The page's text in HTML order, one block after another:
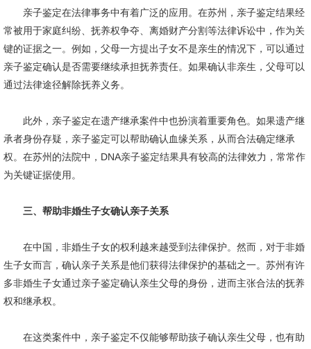
亲子鉴定在法律事务中有着广泛的应用。在苏州，亲子鉴定结果经
常被用于家庭纠纷、抚养权争夺、离婚财产分割等法律诉讼中，作为关
键的证据之一。例如，父母一方提出子女不是亲生的情况下，可以通过
亲子鉴定确认是否需要继续承担抚养责任。如果确认非亲生，父母可以
通过法律途径解除抚养义务。
此外，亲子鉴定在遗产继承案件中也扮演着重要角色。如果遗产继
承者身份存疑，亲子鉴定可以帮助确认血缘关系，从而合法确定继承
权。在苏州的法院中，DNA亲子鉴定结果具有较高的法律效力，常常作
为关键证据使用。
三、帮助非婚生子女确认亲子关系
在中国，非婚生子女的权利越来越受到法律保护。然而，对于非婚
生子女而言，确认亲子关系是他们获得法律保护的基础之一。苏州有许
多非婚生子女通过亲子鉴定确认亲生父母的身份，进而主张合法的抚养
权和继承权。
在这类案件中，亲子鉴定不仅能够帮助孩子确认亲生父母，也有助